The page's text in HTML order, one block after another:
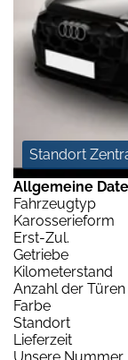
Standort
Allgemeine
Fahrzeugtyp
Karosserieform
Erst-Zul.
Getriebe
Kilometerstand
Anzahl der Türen
Farbe
Standort
Lieferzeit
Unsere Nummer